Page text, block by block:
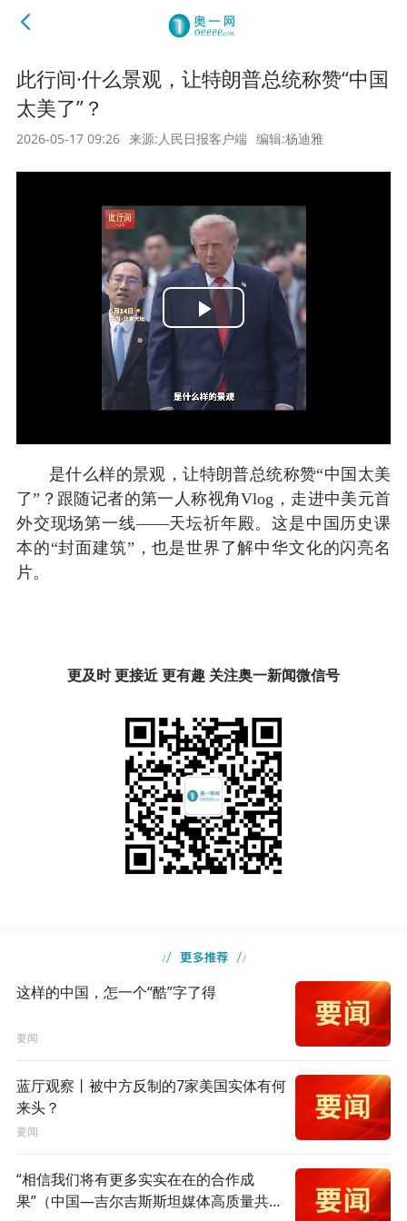
此行间·什么景观，让特朗普总统称赞“中国
太美了”？
2026-05-17 09:26 来源:人民日报客户端 编辑:杨迪雅
Play
Video
是什么样的景观，让特朗普总统称赞“中国太美
了”？跟随记者的第一人称视角Vlog，走进中美元首
外交现场第一线——天坛祈年殿。这是中国历史课
本的“封面建筑”，也是世界了解中华文化的闪亮名
片。
更及时 更接近 更有趣 关注奥一新闻微信号
这样的中国，怎一个“酷”字了得
要闻
蓝厅观察丨被中方反制的7家美国实体有何
来头？
要闻
“相信我们将有更多实实在在的合作成
果”（中国—吉尔吉斯斯坦媒体高质量共